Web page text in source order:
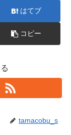
はてブ
コピー
tamacobu_s